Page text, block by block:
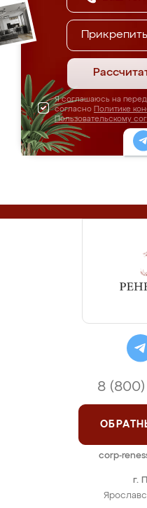
Я соглашаюсь на
согласно Политике
Пользовательскому
г.
8 (800)
corp-